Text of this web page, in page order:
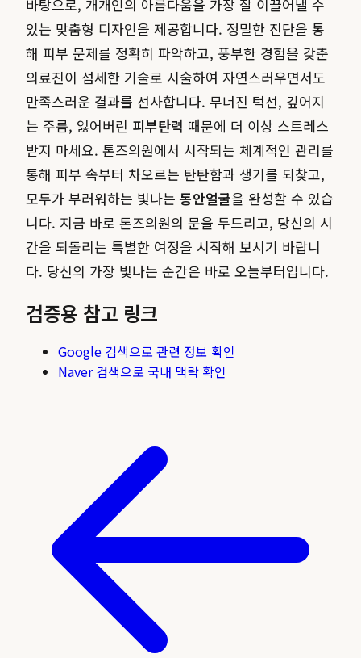
바탕으로, 개개인의 아름다움을 가장 잘 이끌어낼 수
있는 맞춤형 디자인을 제공합니다. 정밀한 진단을 통
해 피부 문제를 정확히 파악하고, 풍부한 경험을 갖춘
의료진이 섬세한 기술로 시술하여 자연스러우면서도
만족스러운 결과를 선사합니다. 무너진 턱선, 깊어지
는 주름, 잃어버린 피부탄력 때문에 더 이상 스트레스
받지 마세요. 톤즈의원에서 시작되는 체계적인 관리를
통해 피부 속부터 차오르는 탄탄함과 생기를 되찾고,
모두가 부러워하는 빛나는 동안얼굴을 완성할 수 있습
니다. 지금 바로 톤즈의원의 문을 두드리고, 당신의 시
간을 되돌리는 특별한 여정을 시작해 보시기 바랍니
다. 당신의 가장 빛나는 순간은 바로 오늘부터입니다.
검증용 참고 링크
Google 검색으로 관련 정보 확인
Naver 검색으로 국내 맥락 확인